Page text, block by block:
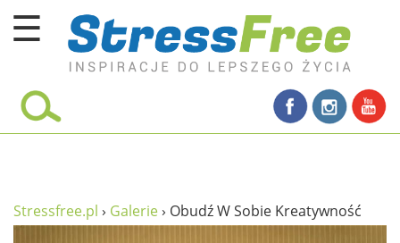
☰
Kursy online
umysł
Stressfree.pl › Galerie› Obudź W Sobie Kreatywność